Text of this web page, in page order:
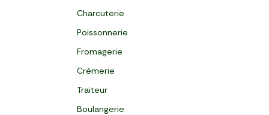
Charcuterie
Poissonnerie
Fromagerie
Crèmerie
Traiteur
Boulangerie